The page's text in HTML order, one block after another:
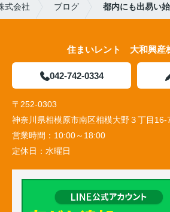
式会社 ブログ 都内にも出易い
住まいレント 大和興産
042-742-0334
〒252-0303
神奈川県相模原市南区相模大野３丁目
営業時間： 10:00～18:00
定休日： 水曜日